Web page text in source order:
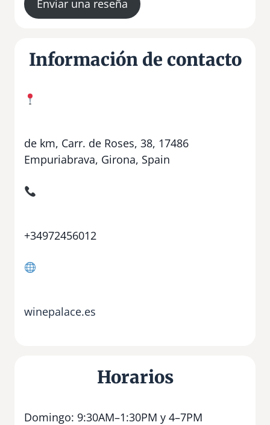
Enviar una reseña
Información de contacto
de km, Carr. de Roses, 38, 17486
Empuriabrava, Girona, Spain
+34972456012
winepalace.es
Horarios
Domingo: 9:30AM–1:30PM y 4–7PM